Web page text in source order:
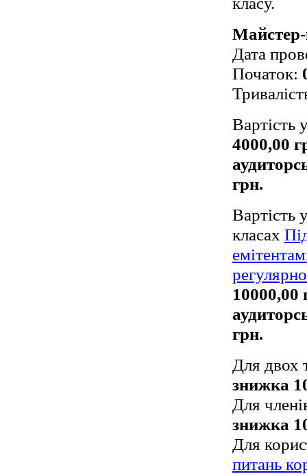
Дата
Початок:
Вартість
4000,00
грн.
Вартість
класах
10000,00
грн.
Для двох
знижка
Для
знижка
Для
питань